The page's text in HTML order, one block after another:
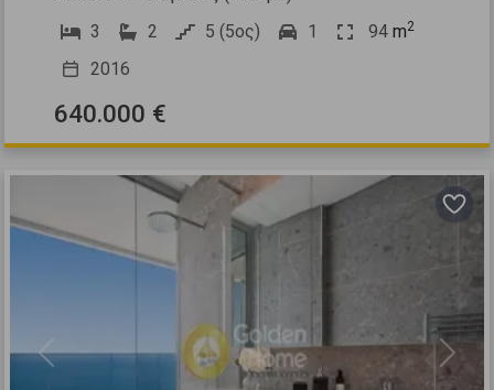
3
2 5 (5ος) 1 94 m2
2016
640.000 €
Previous Next